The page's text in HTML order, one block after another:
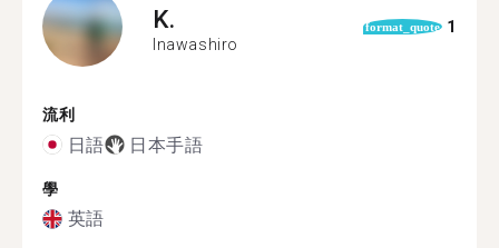
K.
Inawashiro
format_quote 1
流利
日語 日本手語
學
英語